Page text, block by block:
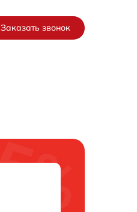
Заказать звонок